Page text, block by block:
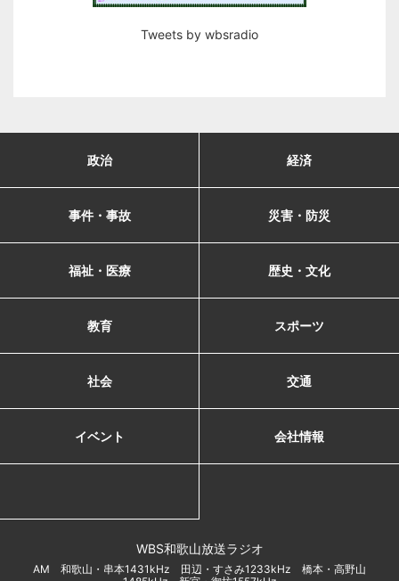
Tweets by wbsradio
政治 経済
事件・事故 災害・防災
福祉・医療 歴史・文化
教育 スポーツ
社会 交通
イベント 会社情報
WBS和歌山放送ラジオ
AM 和歌山・串本1431kHz 田辺・すさみ1233kHz 橋本・高野山